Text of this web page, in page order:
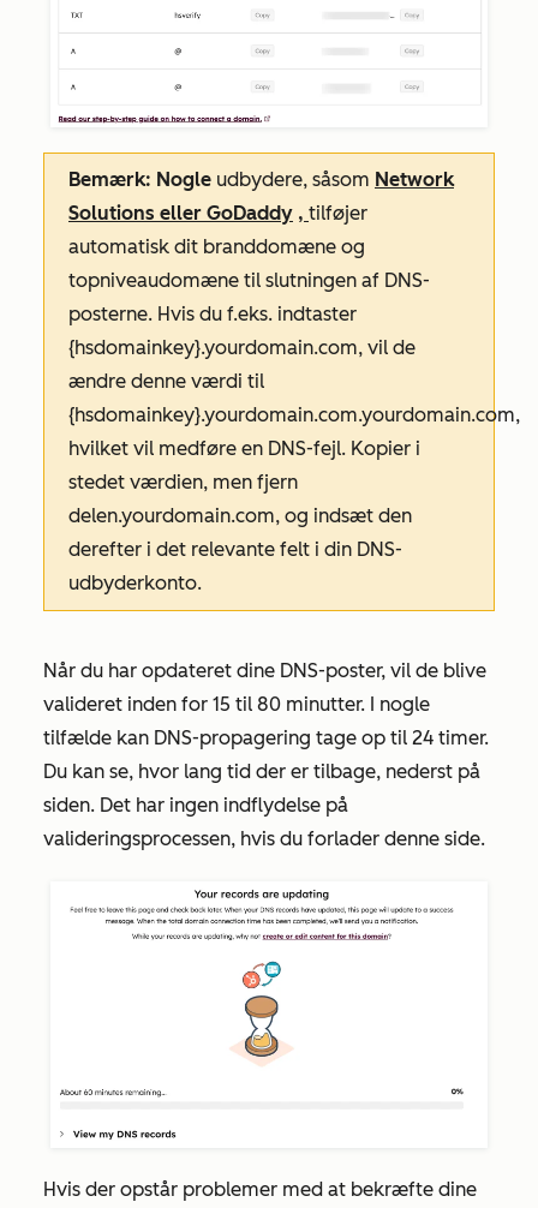
Bemærk: Nogle udbydere, såsom Network
Solutions eller GoDaddy , tilføjer
automatisk dit branddomæne og
topniveaudomæne til slutningen af DNS-
posterne. Hvis du f.eks. indtaster
{hsdomainkey}.yourdomain.com, vil de
ændre denne værdi til
{hsdomainkey}.yourdomain.com.yourdomain.com,
hvilket vil medføre en DNS-fejl. Kopier i
stedet værdien, men fjern
delen.yourdomain.com, og indsæt den
derefter i det relevante felt i din DNS-
udbyderkonto.
Når du har opdateret dine DNS-poster, vil de blive
valideret inden for 15 til 80 minutter. I nogle
tilfælde kan DNS-propagering tage op til 24 timer.
Du kan se, hvor lang tid der er tilbage, nederst på
siden. Det har ingen indflydelse på
valideringsprocessen, hvis du forlader denne side.
Hvis der opstår problemer med at bekræfte dine